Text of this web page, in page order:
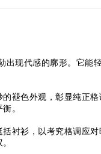
现代感的廓形。它能
褪色外观，彰显纯正
。
衬衫，以考究格调应